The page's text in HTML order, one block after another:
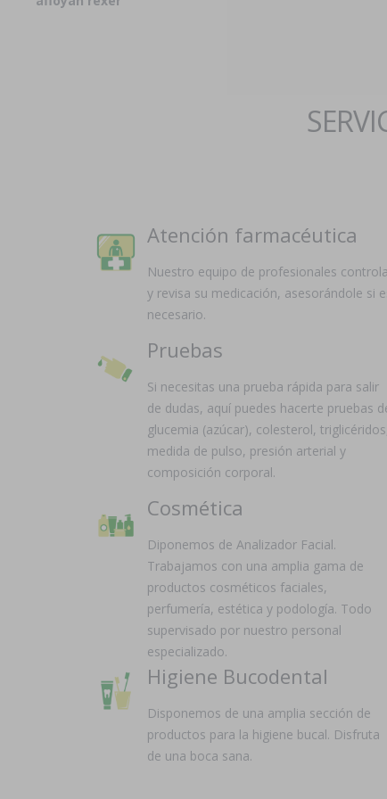
Atención farmacéutica
Nuestro equipo de profesionales controla
y revisa su medicación, asesorándole si
necesario.
Pruebas
Si necesitas una prueba rápida para salir
de dudas, aquí puedes hacerte pruebas
glucemia (azúcar), colesterol, triglicéridos,
medida de pulso, presión arterial y
composición corporal.
Cosmética
Diponemos de Analizador Facial.
Trabajamos con una amplia gama de
productos cosméticos faciales,
perfumería, estética y podología. Todo
supervisado por nuestro personal
especializado.
Higiene Bucodental
Disponemos de una amplia sección de
productos para la higiene bucal. Disfruta
de una boca sana.